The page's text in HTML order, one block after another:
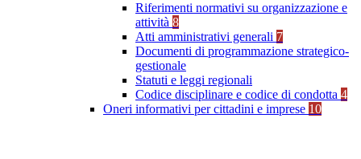
Riferimenti normativi su organizzazione e
attività 8
Atti amministrativi generali 7
Documenti di programmazione strategico-
gestionale
Statuti e leggi regionali
Codice disciplinare e codice di condotta 4
Oneri informativi per cittadini e imprese 10